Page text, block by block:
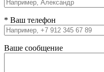
* Ваш телефон
Ваше сообщение